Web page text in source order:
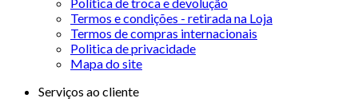
Termos e condições - retirada na Loja
Termos de compras internacionais
Politica de privacidade
Mapa do site
Serviços ao cliente